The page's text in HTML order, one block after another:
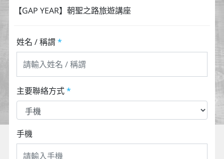
【GAP YEAR】朝聖之路旅遊講座
姓名 / 稱謂 *
主要聯絡方式*
手機